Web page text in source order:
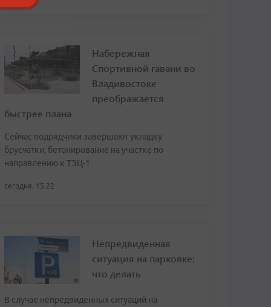
Набережная
Спортивной гавани во
Владивостоке
преображается
быстрее плана
Сейчас подрядчики завершают укладку
брусчатки, бетонирование на участке по
направлению к ТЭЦ-1
сегодня, 15:22
Непредвиденная
ситуация на парковке:
что делать
В случае непредвиденных ситуаций на